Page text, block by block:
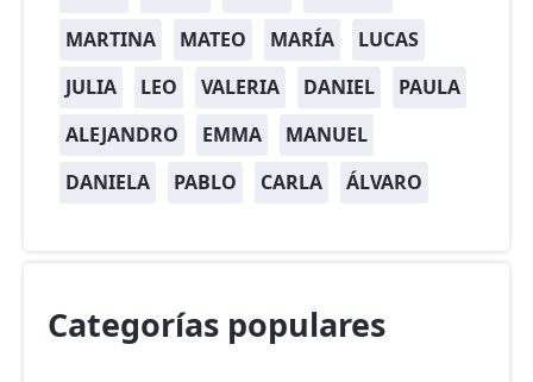
MARTINA
MATEO MARÍA
LUCAS
JULIA
LEO VALERIA DANIEL
PAULA
ALEJANDRO
EMMA
MANUEL
DANIELA
PABLO CARLA ÁLVARO
Categorías populares